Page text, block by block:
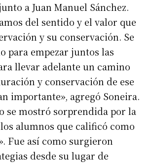
a Juan Manuel Sánchez.
del sentido y el valor que
y su conservación. Se
para empezar juntos las
llevar adelante un camino
y conservación de ese
importante», agregó Soneira.
se mostró sorprendida por la
alumnos que calificó como
Fue así como surgieron
desde su lugar de